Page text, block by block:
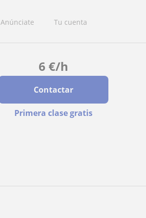
Anúnciate Tu cuenta
6 €/h
Contactar
Primera clase gratis